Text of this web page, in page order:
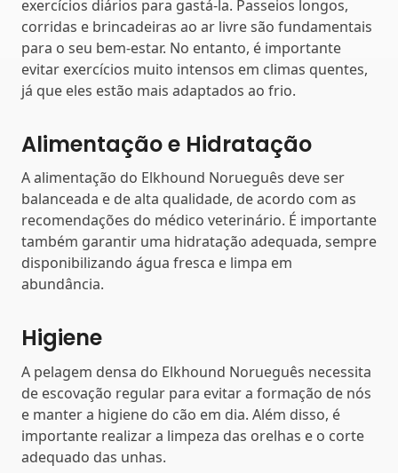
exercícios diários para gastá-la. Passeios longos,
corridas e brincadeiras ao ar livre são fundamentais
para o seu bem-estar. No entanto, é importante
evitar exercícios muito intensos em climas quentes,
já que eles estão mais adaptados ao frio.
Alimentação e Hidratação
A alimentação do Elkhound Norueguês deve ser
balanceada e de alta qualidade, de acordo com as
recomendações do médico veterinário. É importante
também garantir uma hidratação adequada, sempre
disponibilizando água fresca e limpa em
abundância.
Higiene
A pelagem densa do Elkhound Norueguês necessita
de escovação regular para evitar a formação de nós
e manter a higiene do cão em dia. Além disso, é
importante realizar a limpeza das orelhas e o corte
adequado das unhas.